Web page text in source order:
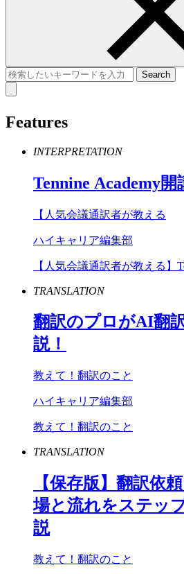
Features
INTERPRETATION
Tennine Academy開
【人気会議通訳者が教える
ハイキャリア編集部
【人気会議通訳者が教える】
TRANSLATION
翻訳のプロがAI翻
説！
教えて！翻訳のこと
ハイキャリア編集部
教えて！翻訳のこと
TRANSLATION
【保存版】翻訳依
場と流れをステッ
説
教えて！翻訳のこと